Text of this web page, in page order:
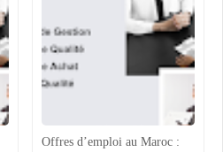
Offres d’emploi au Maroc :